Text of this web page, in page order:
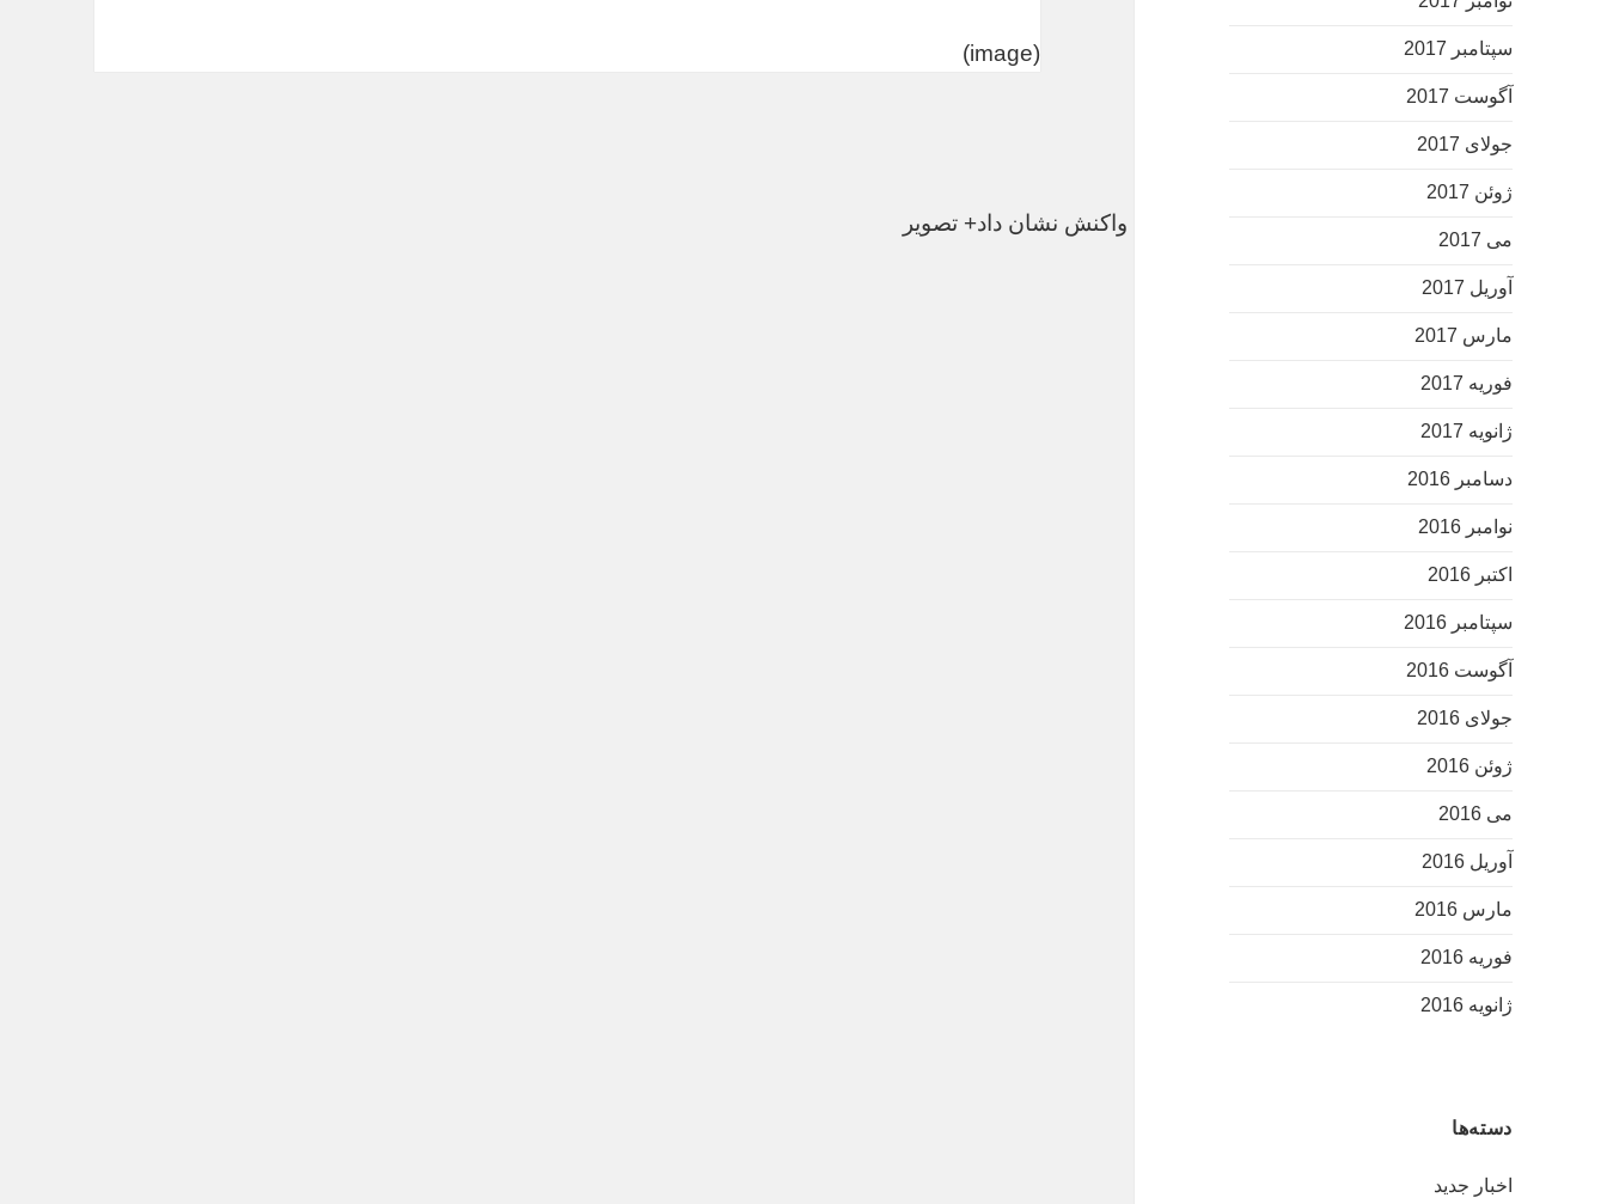
سپتامبر 2017
آگوست 2017
جولای 2017
ژوئن 2017
می 2017
آوریل 2017
مارس 2017
فوریه 2017
ژانویه 2017
دسامبر 2016
نوامبر 2016
اکتبر 2016
سپتامبر 2016
آگوست 2016
جولای 2016
ژوئن 2016
می 2016
آوریل 2016
مارس 2016
فوریه 2016
ژانویه 2016
دسته‌ها
اخبار جدید
(image)
پیام صادقیان به دستگیری اش همراه با زنان خیابانی واکنش نشان داد+ تصویر
بک لینک قوی